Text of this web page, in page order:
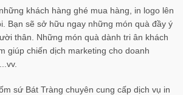
khách hàng ghé mua hàng, in logo lên
Bạn sẽ sở hữu ngay những món quà đầy ý
thân. Những món quà dành tri ân khách
giúp chiến dịch marketing cho doanh
sứ Bát Tràng chuyên cung cấp dịch vụ in